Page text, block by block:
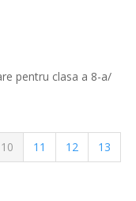
pentru clasa a 8-a/
Pagina
curentă
10 Pagina
11 Pagina
12 Pagina
13